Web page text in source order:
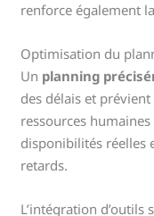
renforce également
Optimisation du
Un planning
des délais et prévient
ressources
disponibilités réelles
retards.
L’intégration